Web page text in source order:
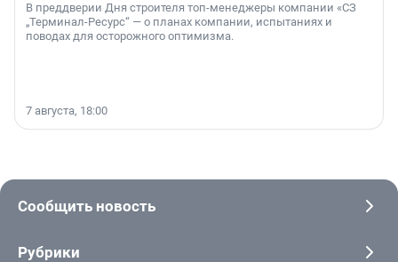
В преддверии Дня строителя топ-менеджеры компании «СЗ
„Терминал-Ресурс“ — о планах компании, испытаниях и
поводах для осторожного оптимизма.
7 августа, 18:00
Сообщить новость
Рубрики